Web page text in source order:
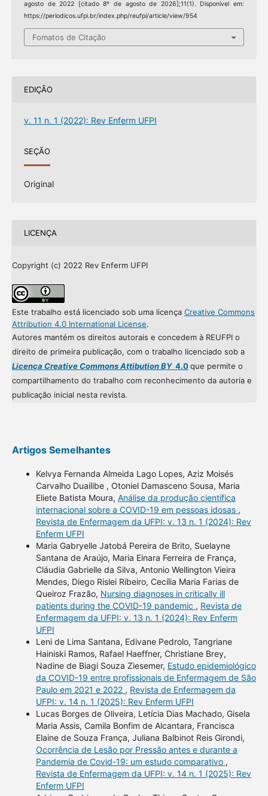
agosto de 2022 [citado 8º de agosto de 2026];11(1). Disponível em:
https://periodicos.ufpi.br/index.php/reufpi/article/view/954
Fomatos de Citação
EDIÇÃO
v. 11 n. 1 (2022): Rev Enferm UFPI
SEÇÃO
Original
LICENÇA
Copyright (c) 2022 Rev Enferm UFPI
Este trabalho está licenciado sob uma licença Creative Commons
Attribution 4.0 International License.
Autores mantém os direitos autorais e concedem à REUFPI o
direito de primeira publicação, com o trabalho licenciado sob a
Licença Creative Commons Attibution BY4.0que permite o
compartilhamento do trabalho com reconhecimento da autoria e
publicação inicial nesta revista.
Artigos Semelhantes
Kelvya Fernanda Almeida Lago Lopes, Aziz Moisés
Carvalho Duailibe , Otoniel Damasceno Sousa, Maria
Eliete Batista Moura, Análise da produção científica
internacional sobre a COVID-19 em pessoas idosas ,
Revista de Enfermagem da UFPI: v. 13 n. 1 (2024): Rev
Enferm UFPI
Maria Gabryelle Jatobá Pereira de Brito, Suelayne
Santana de Araújo, Maria Einara Ferreira de França,
Cláudia Gabrielle da Silva, Antonio Wellington Vieira
Mendes, Diego Rislei Ribeiro, Cecília Maria Farias de
Queiroz Frazão, Nursing diagnoses in critically ill
patients during the COVID-19 pandemic , Revista de
Enfermagem da UFPI: v. 13 n. 1 (2024): Rev Enferm
UFPI
Leni de Lima Santana, Edivane Pedrolo, Tangriane
Hainiski Ramos, Rafael Haeffner, Christiane Brey,
Nadine de Biagi Souza Ziesemer, Estudo epidemiológico
da COVID-19 entre profissionais de Enfermagem de São
Paulo em 2021 e 2022 , Revista de Enfermagem da
UFPI: v. 14 n. 1 (2025): Rev Enferm UFPI
Lucas Borges de Oliveira, Letícia Dias Machado, Gisela
Maria Assis, Camila Bonfim de Alcantara, Francisca
Elaine de Souza França, Juliana Balbinot Reis Girondi,
Ocorrência de Lesão por Pressão antes e durante a
Pandemia de Covid-19: um estudo comparativo ,
Revista de Enfermagem da UFPI: v. 14 n. 1 (2025): Rev
Enferm UFPI